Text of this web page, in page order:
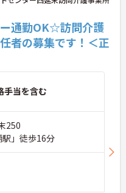
ー通勤OK☆訪問介護
者の募集です！＜正
手当を含む
250
」徒歩16分